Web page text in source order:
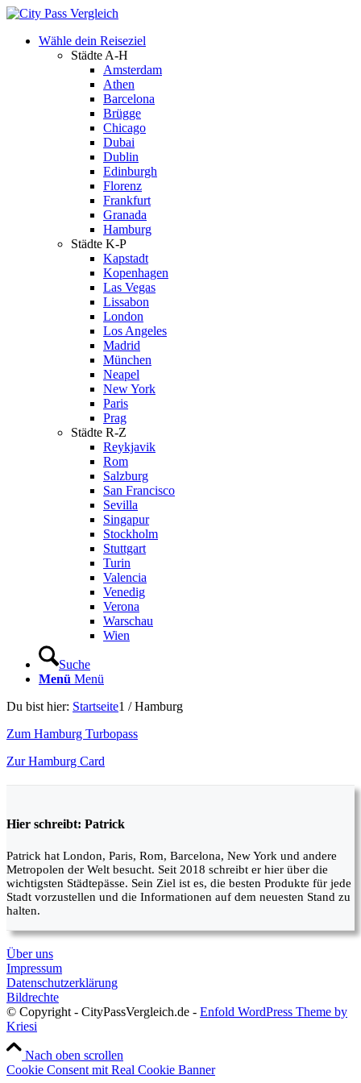
Wähle dein Reiseziel
Städte A-H
Amsterdam
Athen
Barcelona
Brügge
Chicago
Dubai
Dublin
Edinburgh
Florenz
Frankfurt
Granada
Hamburg
Städte K-P
Kapstadt
Kopenhagen
Las Vegas
Lissabon
London
Los Angeles
Madrid
München
Neapel
New York
Paris
Prag
Städte R-Z
Reykjavik
Rom
Salzburg
San Francisco
Sevilla
Singapur
Stockholm
Stuttgart
Turin
Valencia
Venedig
Verona
Warschau
Wien
Suche
Menü Menü
Du bist hier: Startseite1 / Hamburg
Zum Hamburg Turbopass
Zur Hamburg Card
Hier schreibt: Patrick
Patrick hat London, Paris, Rom, Barcelona, New York und andere
Metropolen der Welt besucht. Seit 2018 schreibt er hier über die
wichtigsten Städtepässe. Sein Ziel ist es, die besten Produkte für jede
Stadt vorzustellen und die Informationen auf dem neuesten Stand zu
halten.
Über uns
Impressum
Datenschutzerklärung
Bildrechte
© Copyright - CityPassVergleich.de - Enfold WordPress Theme by
Kriesi
Nach oben scrollen
Cookie Consent mit Real Cookie Banner